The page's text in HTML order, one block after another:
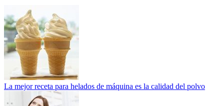
La mejor receta para helados de máquina es la calidad del polvo